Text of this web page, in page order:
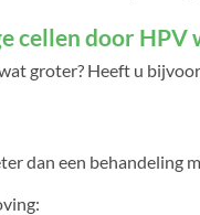
cellen door HPV
groter? Heeft u
dan een behandeling